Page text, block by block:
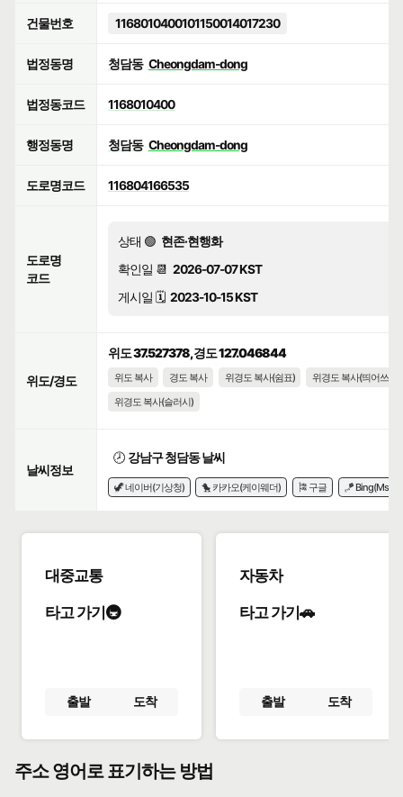
건물번호 1168010400101150014017230
법정동명 청담동 Cheongdam-dong
법정동코드 1168010400
행정동명 청담동 Cheongdam-dong
도로명코드 116804166535
도로명
코드
상태 🟢 현존·현행화
확인일 📆 2026-07-07 KST
게시일 🗓️ 2023-10-15 KST
위도/경도
위도 37.527378, 경도 127.046844
위도 복사 경도 복사 위경도 복사(쉼표)
위경도 복사(띄어쓰기)
위경도 복사(슬러시)
날씨정보
🕗 강남구 청담동 날씨
🦖 네이버(기상청) 🐤 카카오(케이웨더) 🎏 구글 🪁 Bing(Msn)
대중교통
타고 가기🚇
출발 도착
자동차
타고 가기🚗
출발 도착
주소 영어로 표기하는 방법